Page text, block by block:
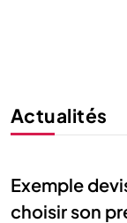
Actualités
Exemple
choisir son